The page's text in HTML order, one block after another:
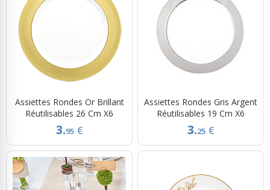
Assiettes Rondes Or Brillant
Réutilisables 26 Cm X6
3.95 €
Assiettes Rondes Gris Argent
Réutilisables 19 Cm X6
3.25 €